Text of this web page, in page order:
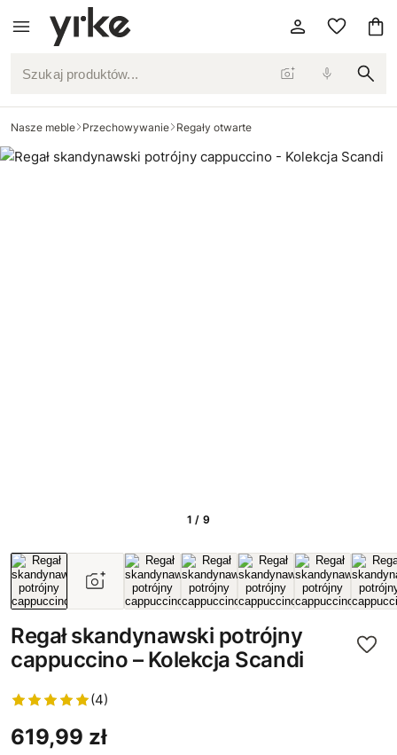
Szukaj produktów...
Nasze meble Przechowywanie Regały otwarte
1 / 9
Regał skandynawski potrójny
cappuccino – Kolekcja Scandi
(4)
619,99 zł